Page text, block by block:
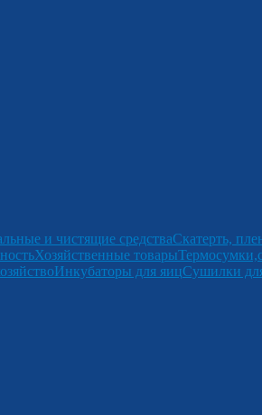
и чистящие средстваСкатерть,
Хозяйственные товары
Инкубаторы для яицСушилки